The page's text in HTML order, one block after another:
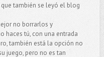
también se leyó el blog
no borrarlos y
haces tú, con una entrada
también está la opción no
juego, pero no es tan